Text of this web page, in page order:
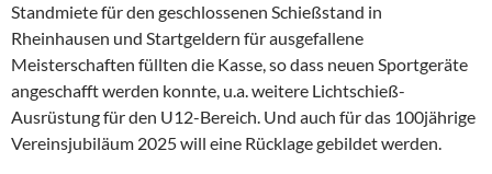
Standmiete für den geschlossenen Schießstand in
Rheinhausen und Startgeldern für ausgefallene
Meisterschaften füllten die Kasse, so dass neuen Sportgeräte
angeschafft werden konnte, u.a. weitere Lichtschieß-
Ausrüstung für den U12-Bereich. Und auch für das 100jährige
Vereinsjubiläum 2025 will eine Rücklage gebildet werden.